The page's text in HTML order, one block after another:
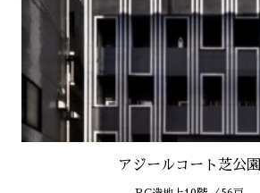
アジールコート芝公園